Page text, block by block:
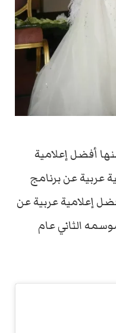
أفضل إعلامية
إعلامية عربية عن برنامج
عام 2009، وأفضل إعلامية عربية عن
الثاني عام